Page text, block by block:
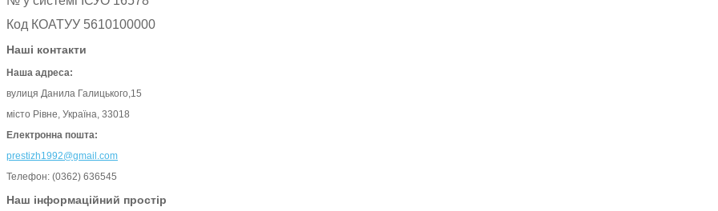
Код КОАТУУ 5610100000
Наші контакти
Наша адреса:
вулиця Данила Галицького,15
місто Рівне, Україна, 33018
Електронна пошта:
prestizh1992@gmail.com
Телефон: (0362) 636545
Наш інформаційний простір